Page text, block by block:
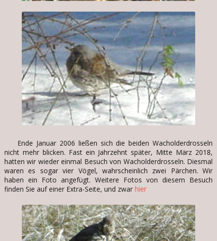
Ende Januar 2006 ließen sich die beiden Wacholderdrosseln
nicht mehr blicken. Fast ein Jahrzehnt später, Mitte März 2018,
hatten wir wieder einmal Besuch von Wacholderdrosseln. Diesmal
waren es sogar vier Vögel, wahrscheinlich zwei Pärchen. Wir
haben ein Foto angefügt. Weitere Fotos von diesem Besuch
finden Sie auf einer Extra-Seite, und zwar hier